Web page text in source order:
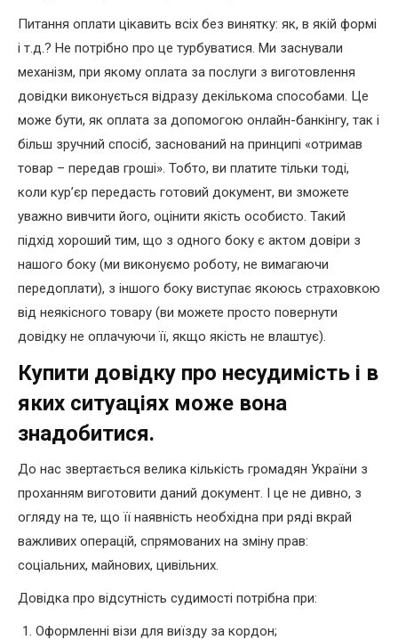
Питання оплати цікавить всіх без винятку: як, в якій формі
і т.д.? Не потрібно про це турбуватися. Ми заснували
механізм, при якому оплата за послуги з виготовлення
довідки виконується відразу декількома способами. Це
може бути, як оплата за допомогою онлайн-банкінгу, так і
більш зручний спосіб, заснований на принципі «отримав
товар – передав гроші». Тобто, ви платите тільки тоді,
коли кур’єр передасть готовий документ, ви зможете
уважно вивчити його, оцінити якість особисто. Такий
підхід хороший тим, що з одного боку є актом довіри з
нашого боку (ми виконуємо роботу, не вимагаючи
передоплати), з іншого боку виступає якоюсь страховкою
від неякісного товару (ви можете просто повернути
довідку не оплачуючи її, якщо якість не влаштує).
Купити довідку про несудимість і в
яких ситуаціях може вона
знадобитися.
До нас звертається велика кількість громадян України з
проханням виготовити даний документ. І це не дивно, з
огляду на те, що її наявність необхідна при ряді вкрай
важливих операцій, спрямованих на зміну прав:
соціальних, майнових, цивільних.
Довідка про відсутність судимості потрібна при:
Оформленні візи для виїзду за кордон;